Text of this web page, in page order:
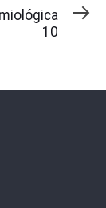
10